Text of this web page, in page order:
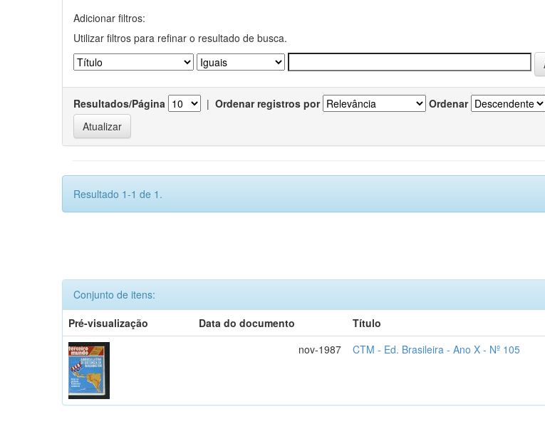
Adicionar filtros:
Utilizar filtros para refinar o resultado de busca.
Resultados/Página | Ordenar registros por Ordenar
Resultado 1-1 de 1.
Conjunto de itens:
Pré-visualização
Data do documento Título
nov-1987
CTM - Ed. Brasileira - Ano X - Nº 105